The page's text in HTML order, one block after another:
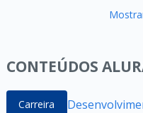
CONTEÚDOS
Carreira